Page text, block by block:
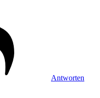
Antworten